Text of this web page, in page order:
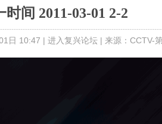
时间 2011-03-01 2-2
日 10:47 | 进入复兴论坛 | 来源：CCTV-